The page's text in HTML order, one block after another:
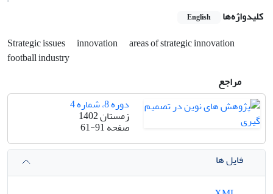
کلیدواژه‌ها English
Strategic issues innovation
areas of strategic innovation
football industry
مراجع
دوره 8، شماره 4
زمستان 1402
صفحه61-91
فایل ها